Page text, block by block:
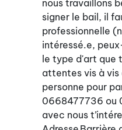
nous travaillons
signer le bail, il
professionnelle
intéressé.e,
le type d'art que
attentes vis à vis
personne pour
0668477736 ou
avec nous